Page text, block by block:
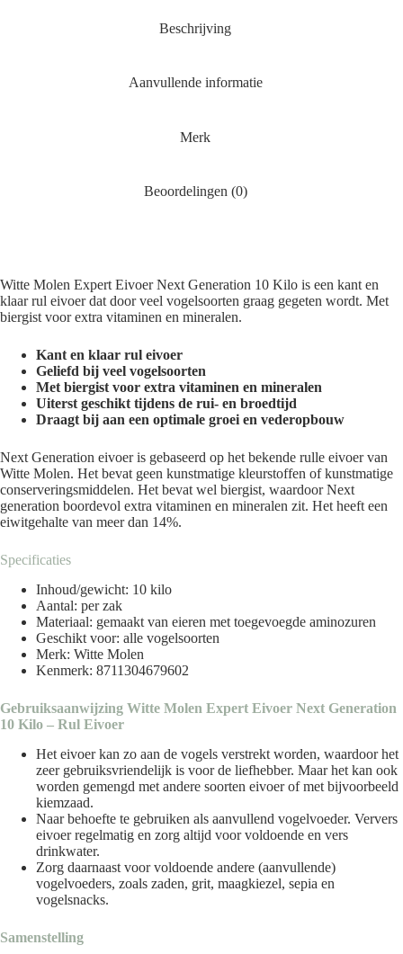
Beschrijving
Aanvullende informatie
Merk
Beoordelingen (0)
Witte Molen Expert Eivoer Next Generation 10 Kilo is een kant en
klaar rul eivoer dat door veel vogelsoorten graag gegeten wordt. Met
biergist voor extra vitaminen en mineralen.
Kant en klaar rul eivoer
Geliefd bij veel vogelsoorten
Met biergist voor extra vitaminen en mineralen
Uiterst geschikt tijdens de rui- en broedtijd
Draagt bij aan een optimale groei en vederopbouw
Next Generation eivoer is gebaseerd op het bekende rulle eivoer van
Witte Molen. Het bevat geen kunstmatige kleurstoffen of kunstmatige
conserveringsmiddelen. Het bevat wel biergist, waardoor Next
generation boordevol extra vitaminen en mineralen zit. Het heeft een
eiwitgehalte van meer dan 14%.
Specificaties
Inhoud/gewicht: 10 kilo
Aantal: per zak
Materiaal: gemaakt van eieren met toegevoegde aminozuren
Geschikt voor: alle vogelsoorten
Merk: Witte Molen
Kenmerk: 8711304679602
Gebruiksaanwijzing Witte Molen Expert Eivoer Next Generation
10 Kilo – Rul Eivoer
Het eivoer kan zo aan de vogels verstrekt worden, waardoor het
zeer gebruiksvriendelijk is voor de liefhebber. Maar het kan ook
worden gemengd met andere soorten eivoer of met bijvoorbeeld
kiemzaad.
Naar behoefte te gebruiken als aanvullend vogelvoeder. Ververs
eivoer regelmatig en zorg altijd voor voldoende en vers
drinkwater.
Zorg daarnaast voor voldoende andere (aanvullende)
vogelvoeders, zoals zaden, grit, maagkiezel, sepia en
vogelsnacks.
Samenstelling